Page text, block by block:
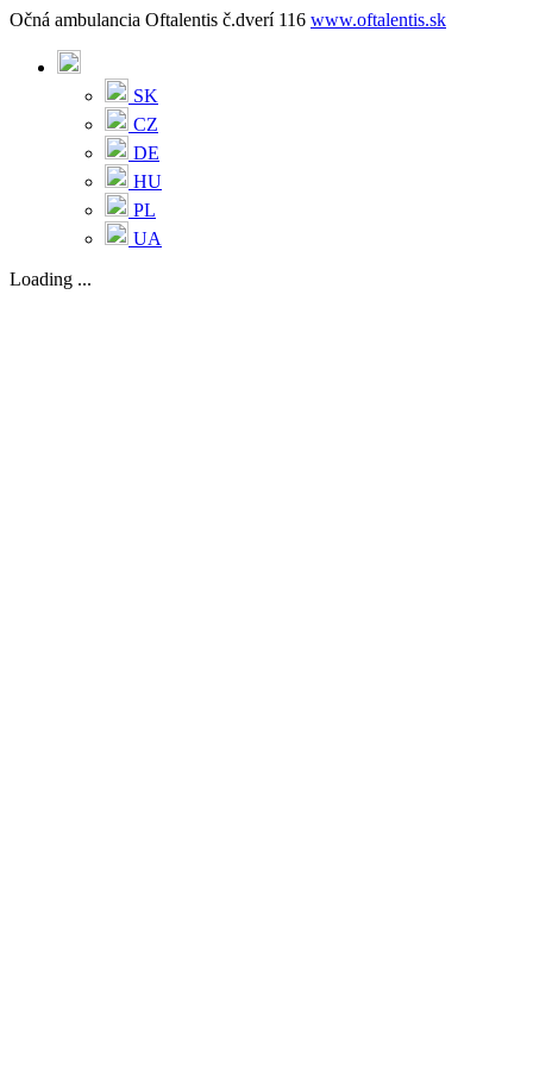
Očná ambulancia Oftalentis č.dverí 116 www.oftalentis.sk
SK
CZ
DE
HU
PL
UA
Loading ...